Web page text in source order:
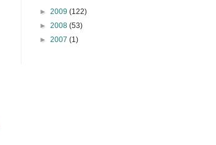
► 2009 (122)
► 2008 (53)
► 2007 (1)